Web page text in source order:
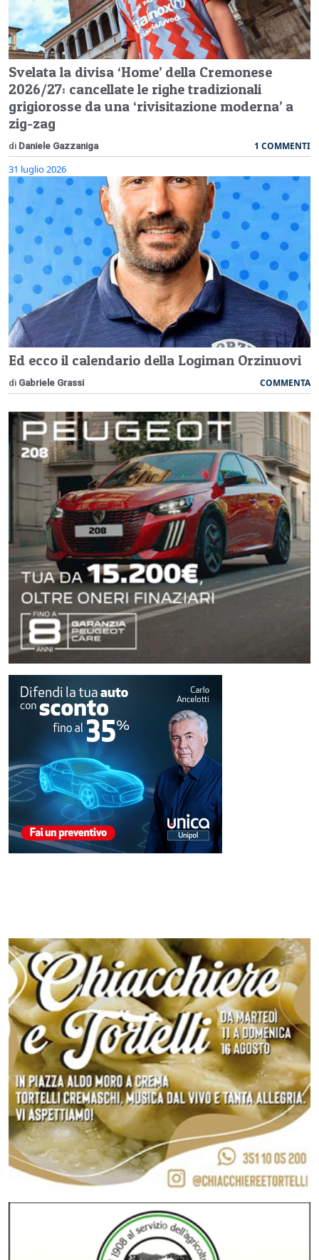
Svelata la divisa ‘Home’ della Cremonese
2026/27: cancellate le righe tradizionali
grigiorosse da una ‘rivisitazione moderna’ a
zig-zag
di Daniele Gazzaniga 1 COMMENTI
31 luglio 2026
Ed ecco il calendario della Logiman Orzinuovi
di Gabriele Grassi COMMENTA